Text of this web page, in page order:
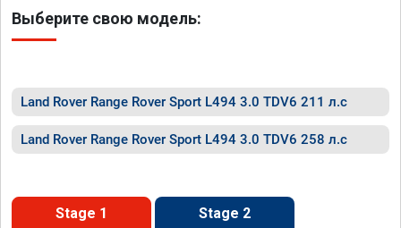
Выберите свою модель:
Land Rover Range Rover Sport L494 3.0 TDV6 211 л.с
Land Rover Range Rover Sport L494 3.0 TDV6 258 л.с
Stage 1 Stage 2